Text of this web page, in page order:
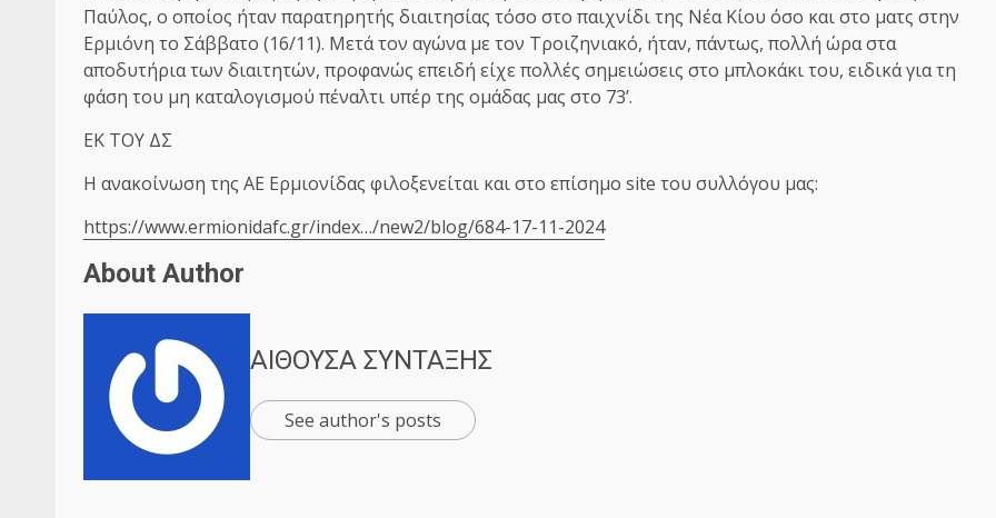
Παύλος, ο οποίος ήταν παρατηρητής διαιτησίας τόσο στο παιχνίδι της Νέα Κίου όσο και στο ματς στην
Ερμιόνη το Σάββατο (16/11). Μετά τον αγώνα με τον Τροιζηνιακό, ήταν, πάντως, πολλή ώρα στα
αποδυτήρια των διαιτητών, προφανώς επειδή είχε πολλές σημειώσεις στο μπλοκάκι του, ειδικά για τη
φάση του μη καταλογισμού πέναλτι υπέρ της ομάδας μας στο 73’.
ΕΚ ΤΟΥ ΔΣ
Η ανακοίνωση της ΑΕ Ερμιονίδας φιλοξενείται και στο επίσημο site του συλλόγου μας:
https://www.ermionidafc.gr/index…/new2/blog/684-17-11-2024
About Author
ΑΙΘΟΥΣΑ ΣΥΝΤΑΞΗΣ
See author's posts